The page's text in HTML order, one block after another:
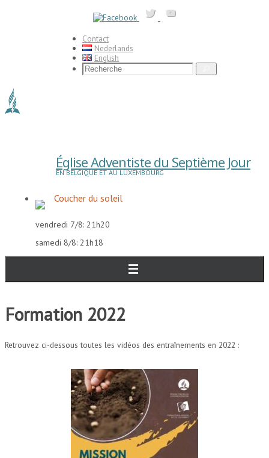
Contact
Nederlands
English
Search
for:
Église Adventiste du Septième Jour
EN BELGIQUE ET AU LUXEMBOURG
Coucher du soleil
vendredi 7/8: 21h20
samedi 8/8: 21h18
Formation 2022
Retrouvez ci-dessous toutes les vidéos des entraînements en 2022 :